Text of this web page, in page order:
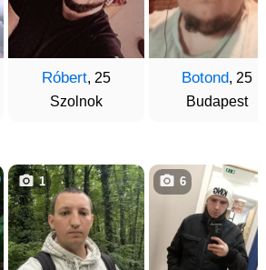
Róbert, 25
Szolnok
Botond, 25
Budapest
1 6